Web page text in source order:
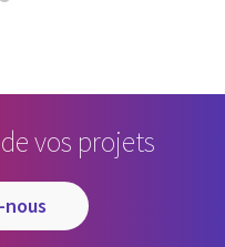
vos projets
nous